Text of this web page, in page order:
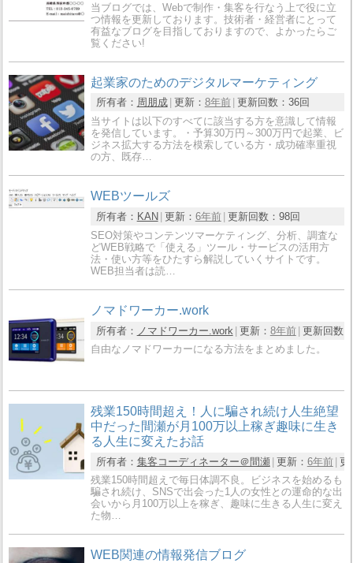
当ブログでは、Webで制作・集客を行なう上で役に立
つ情報を更新しております。技術者・経営者にとって
有益なブログを目指しておりますので、よかったらご
覧ください!
起業家のためのデジタルマーケティング
所有者： 周朋成 更新： 8年前 更新回数： 36回
当サイトは以下のすべてに該当する方を意識して情報
を発信しています。・予算30万円～300万円で起業、ビ
ジネス拡大する方法を模索している方・成功確率重視
の方、既存…
WEBツールズ
所有者： KAN 更新： 6年前 更新回数： 98回
SEO対策やコンテンツマーケティング、分析、調査な
どWEB戦略で「使える」ツール・サービスの活用方
法・使い方等をひたすら解説していくサイトです。
WEB担当者は読…
ノマドワーカー.work
所有者： ノマドワーカー.work 更新： 8年前 更新回数：
自由なノマドワーカーになる方法をまとめました。
残業150時間超え！人に騙され続け人生絶望
中だった間瀬が月100万以上稼ぎ趣味に生き
る人生に変えたお話
所有者： 集客コーディネーター＠間瀬 更新： 6年前 更
残業150時間超えで毎日体調不良。ビジネスを始めるも
騙され続け、SNSで出会った1人の女性との運命的な出
会いから月100万以上を稼ぎ、趣味に生きる人生に変え
た物…
WEB関連の情報発信ブログ